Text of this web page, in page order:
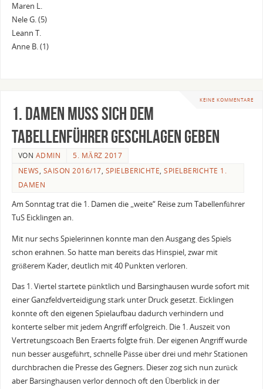
Maren L.
Nele G. (5)
Leann T.
Anne B. (1)
KEINE KOMMENTARE
1. Damen muss sich dem
Tabellenführer geschlagen geben
VON ADMIN
5. MÄRZ 2017
NEWS, SAISON 2016/17, SPIELBERICHTE,SPIELBERICHTE 1.
DAMEN
Am Sonntag trat die 1. Damen die „weite“ Reise zum Tabellenführer
TuS Eicklingen an.
Mit nur sechs Spielerinnen konnte man den Ausgang des Spiels
schon erahnen. So hatte man bereits das Hinspiel, zwar mit
größerem Kader, deutlich mit 40 Punkten verloren.
Das 1. Viertel startete pünktlich und Barsinghausen wurde sofort mit
einer Ganzfeldverteidigung stark unter Druck gesetzt. Eicklingen
konnte oft den eigenen Spielaufbau dadurch verhindern und
konterte selber mit jedem Angriff erfolgreich. Die 1. Auszeit von
Vertretungscoach Ben Eraerts folgte früh. Der eigenen Angriff wurde
nun besser ausgeführt, schnelle Pässe über drei und mehr Stationen
durchbrachen die Presse des Gegners. Dieser zog sich nun zurück
aber Barsinghausen verlor dennoch oft den Überblick in der